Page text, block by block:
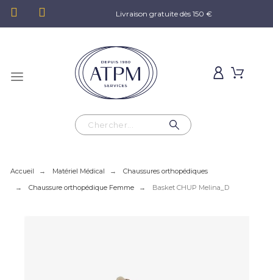
Livraison gratuite dès 150 €
Accueil Matériel Médical
Chaussures orthopédiques
Chaussure orthopédique Femme
Basket CHUP Melina_D